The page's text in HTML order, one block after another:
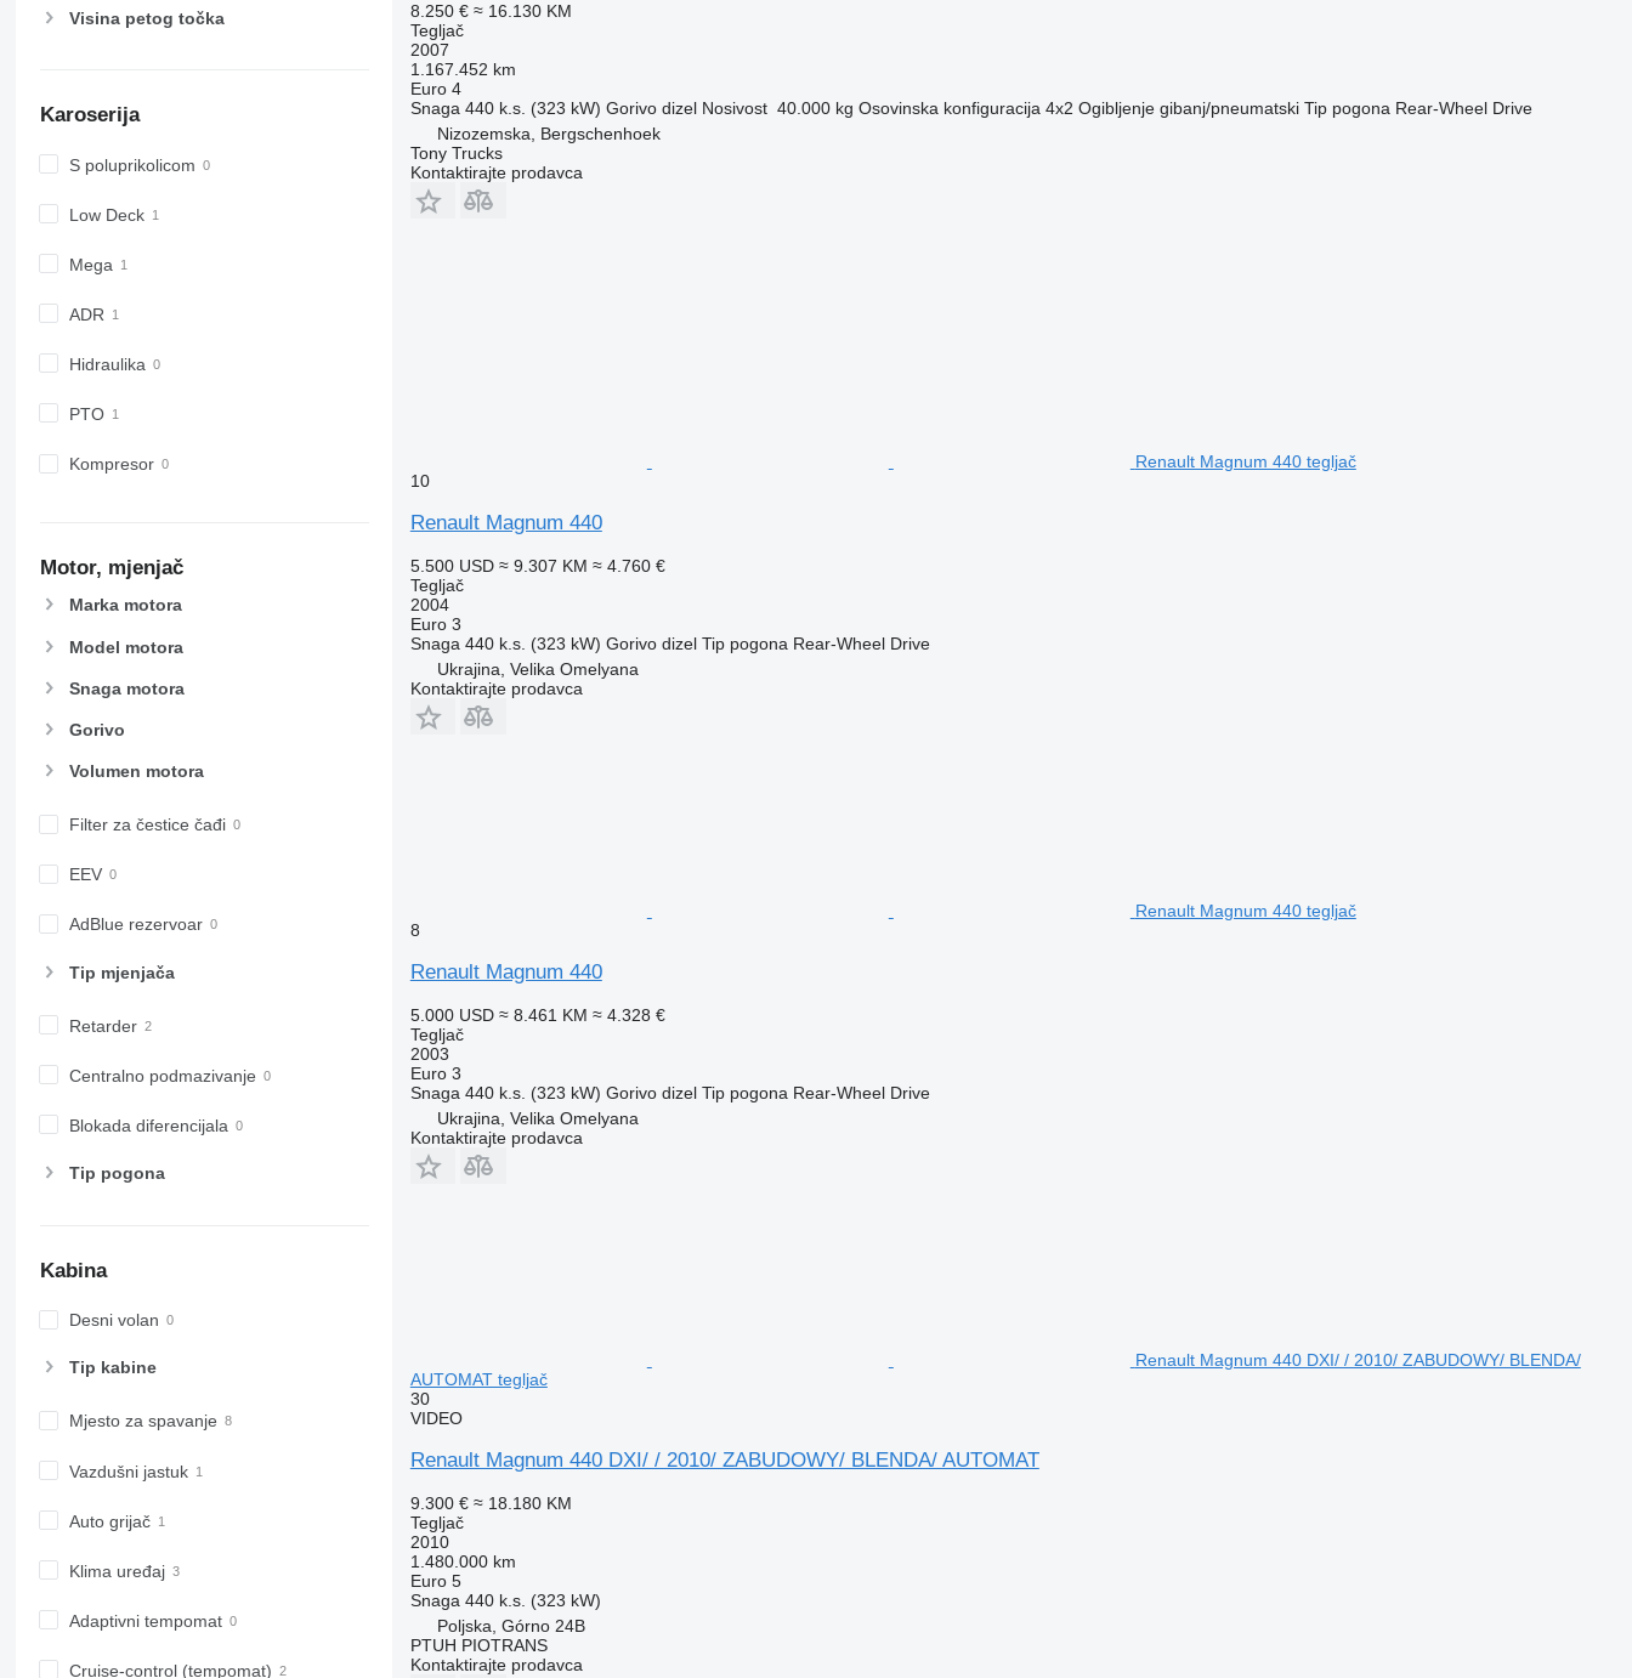
Visina petog točka
Karoserija
S poluprikolicom
Low Deck
Mega
ADR
Hidraulika
PTO
Kompresor
Motor, mjenjač
Marka motora
Model motora
Snaga motora
Gorivo
Volumen motora
Filter za čestice čađi
EEV
AdBlue rezervoar
Tip mјenjača
Retarder
Centralno podmazivanje
Blokada diferencijala
Tip pogona
Kabina
Desni volan
Tip kabine
Mjesto za spavanje
Vazdušni jastuk
Auto grijač
Klima uređaj
Adaptivni tempomat
Cruise-control (tempomat)
8.250 € ≈ 16.130 KM
Tegljač
2007
1.167.452 km
Euro 4
Snaga 440 k.s. (323 kW) Gorivo dizel Nosivost 40.000 kg Osovinska konfiguracija 4x2 Ogibljenje gibanj/pneumatski Tip pogona Rear-Wheel Drive
Nizozemska, Bergschenhoek
Tony Trucks
Kontaktirajte prodavca
Renault Magnum 440 tegljač
10
Renault Magnum 440
5.500 USD ≈ 9.307 KM ≈ 4.760 €
Tegljač
2004
Euro 3
Snaga 440 k.s. (323 kW) Gorivo dizel Tip pogona Rear-Wheel Drive
Ukrajina, Velika Omelyana
Kontaktirajte prodavca
Renault Magnum 440 tegljač
8
Renault Magnum 440
5.000 USD ≈ 8.461 KM ≈ 4.328 €
Tegljač
2003
Euro 3
Snaga 440 k.s. (323 kW) Gorivo dizel Tip pogona Rear-Wheel Drive
Ukrajina, Velika Omelyana
Kontaktirajte prodavca
Renault Magnum 440 DXI/ / 2010/ ZABUDOWY/ BLENDA/
AUTOMAT tegljač
30
VIDEO
Renault Magnum 440 DXI/ / 2010/ ZABUDOWY/ BLENDA/ AUTOMAT
9.300 € ≈ 18.180 KM
Tegljač
2010
1.480.000 km
Euro 5
Snaga 440 k.s. (323 kW)
Poljska, Górno 24B
PTUH PIOTRANS
Kontaktirajte prodavca